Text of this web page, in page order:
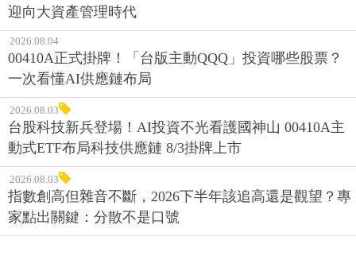
迎向大資產管理時代
2026.08.04
00410A正式掛牌！「台版主動QQQ」投資哪些股票？
一次看懂AI供應鏈布局
2026.08.03
台股科技新兵登場！AI投資不光看護國神山 00410A主
動式ETF布局科技供應鏈 8/3掛牌上市
2026.08.03
指數創高但雜音不斷，2026下半年該追高還是觀望？專
家點出關鍵：分散不是口號